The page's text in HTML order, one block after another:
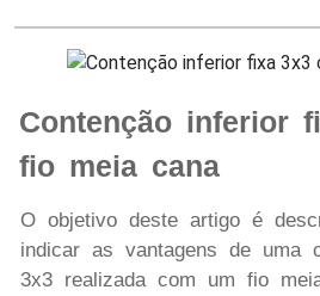
Contenção inferior
fio meia cana
O objetivo deste artigo é
indicar as vantagens de uma
3x3 realizada com um fio